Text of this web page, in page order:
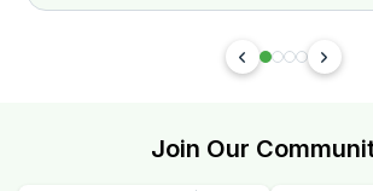
Join Our